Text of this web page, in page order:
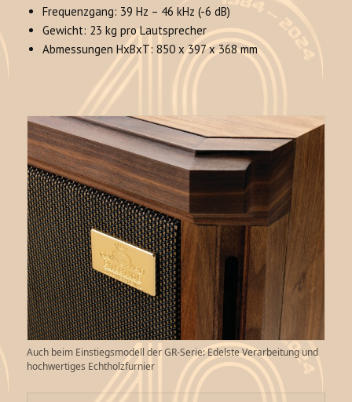
Frequenzgang: 39 Hz – 46 kHz (-6 dB)
Gewicht: 23 kg pro Lautsprecher
Abmessungen HxBxT: 850 x 397 x 368 mm
Auch beim Einstiegsmodell der GR-Serie: Edelste Verarbeitung und
hochwertiges Echtholzfurnier